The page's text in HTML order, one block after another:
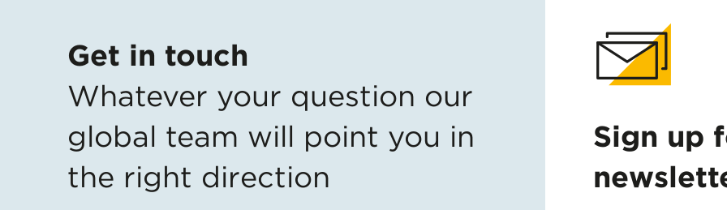
Get in touch
Whatever your question our
global team will point you in
the right direction
Sign up